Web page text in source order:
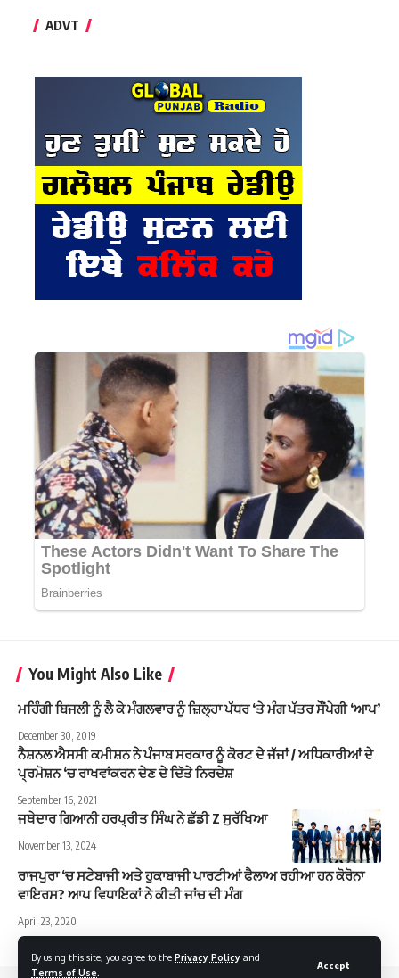
By using this site, you agree to the Privacy Policy and
Terms of Use
Accept
ADVT
You Might Also Like
ਮਹਿੰਗੀ ਬਿਜਲੀ ਨੂੰ ਲੈ ਕੇ ਮੰਗਲਵਾਰ ਨੂੰ ਜ਼ਿਲ੍ਹਾ ਪੱਧਰ ‘ਤੇ ਮੰਗ ਪੱਤਰ ਸੌਂਪੇਗੀ ‘ਆਪ’
December 30, 2019
ਨੈਸ਼ਨਲ ਐਸਸੀ ਕਮੀਸ਼ਨ ਨੇ ਪੰਜਾਬ ਸਰਕਾਰ ਨੂੰ ਕੋਰਟ ਦੇ ਜੱਜਾਂ / ਅਧਿਕਾਰੀਆਂ ਦੇ
ਪ੍ਰਮੋਸ਼ਨ ‘ਚ ਰਾਖਵਾਂਕਰਨ ਦੇਣ ਦੇ ਦਿੱਤੇ ਨਿਰਦੇਸ਼
September 16, 2021
ਜਥੇਦਾਰ ਗਿਆਨੀ ਹਰਪ੍ਰੀਤ ਸਿੰਘ ਨੇ ਛੱਡੀ Z ਸੁਰੱਖਿਆ
November 13, 2024
ਰਾਜਪੁਰਾ ‘ਚ ਸਟੇਬਾਜੀ ਅਤੇ ਹੁਕਾਬਾਜੀ ਪਾਰਟੀਆਂ ਫੈਲਾਅ ਰਹੀਆ ਹਨ ਕੋਰੋਨਾ
ਵਾਇਰਸ? ਆਪ ਵਿਧਾਇਕਾਂ ਨੇ ਕੀਤੀ ਜਾਂਚ ਦੀ ਮੰਗ
April 23, 2020